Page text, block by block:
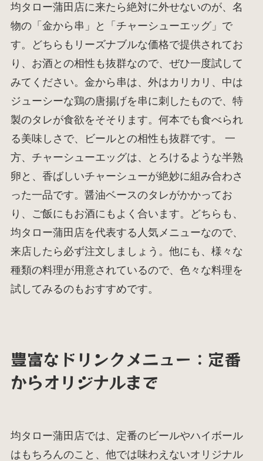
均タロー蒲田店に来たら絶対に外せないのが、名
物の「金から串」と「チャーシューエッグ」で
す。どちらもリーズナブルな価格で提供されてお
り、お酒との相性も抜群なので、ぜひ一度試して
みてください。金から串は、外はカリカリ、中は
ジューシーな鶏の唐揚げを串に刺したもので、特
製のタレが食欲をそそります。何本でも食べられ
る美味しさで、ビールとの相性も抜群です。 一
方、チャーシューエッグは、とろけるような半熟
卵と、香ばしいチャーシューが絶妙に組み合わさ
った一品です。醤油ベースのタレがかかってお
り、ご飯にもお酒にもよく合います。どちらも、
均タロー蒲田店を代表する人気メニューなので、
来店したら必ず注文しましょう。他にも、様々な
種類の料理が用意されているので、色々な料理を
試してみるのもおすすめです。
豊富なドリンクメニュー：定番
からオリジナルまで
均タロー蒲田店では、定番のビールやハイボール
はもちろんのこと、他では味わえないオリジナル